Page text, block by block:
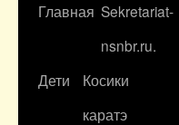
Главная Sekretariat-
nsnbr.ru.
Дети
Косики
каратэ